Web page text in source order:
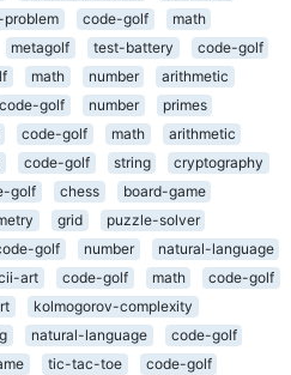
code-golf
math
metagolf test-battery
code-golf
math number
arithmetic
code-golf number
primes
code-golf math
arithmetic
code-golf string
cryptography
golf chess
board-game
grid
puzzle-solver
golf number
natural-language
art code-golf math
code-golf
kolmogorov-complexity
natural-language
code-golf
tic-tac-toe
code-golf